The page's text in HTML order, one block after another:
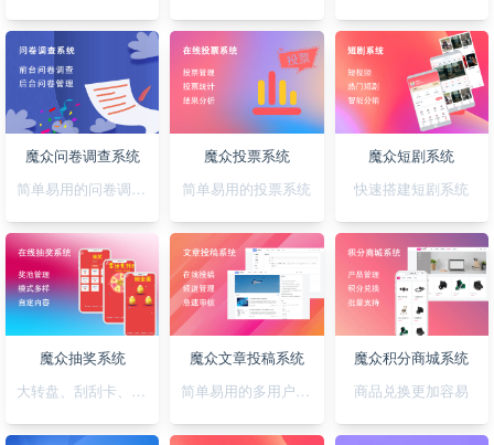
魔众问卷调查系统
简单易用的问卷调查系统
魔众投票系统
简单易用的投票系统
魔众短剧系统
快速搭建短剧系统
魔众抽奖系统
大转盘、刮刮卡、积分、红包一站全搞定
魔众文章投稿系统
简单易用的多用户文章投稿系统
魔众积分商城系统
商品兑换更加容易